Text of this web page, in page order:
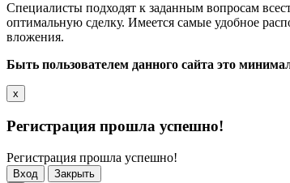
Специалисты подходят к заданным вопросам
оптимальную сделку. Имеется самые удобное
вложения.
Быть пользователем данного сайта это
x
Регистрация прошла успешно!
Регистрация прошла успешно!
Вход
Закрыть